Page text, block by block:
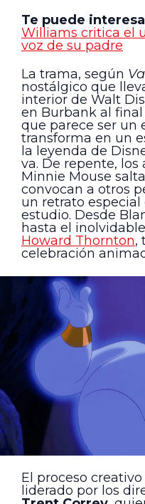
Te puede
Williams critica el
voz de su padre
La trama, según
nostálgico que
interior de Walt
en Burbank al
que parece ser un
transforma en un
la leyenda de
va. De repente,
Minnie Mouse
convocan a otros
un retrato especial
estudio. Desde
hasta el
Howard Thornton,
celebración
El proceso
liderado por los